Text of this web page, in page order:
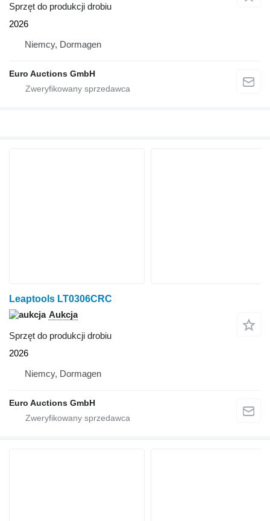
Sprzęt do produkcji drobiu
2026
Niemcy, Dormagen
Euro Auctions GmbH
Leaptools LT0306CRC
Aukcja
Sprzęt do produkcji drobiu
2026
Niemcy, Dormagen
Euro Auctions GmbH